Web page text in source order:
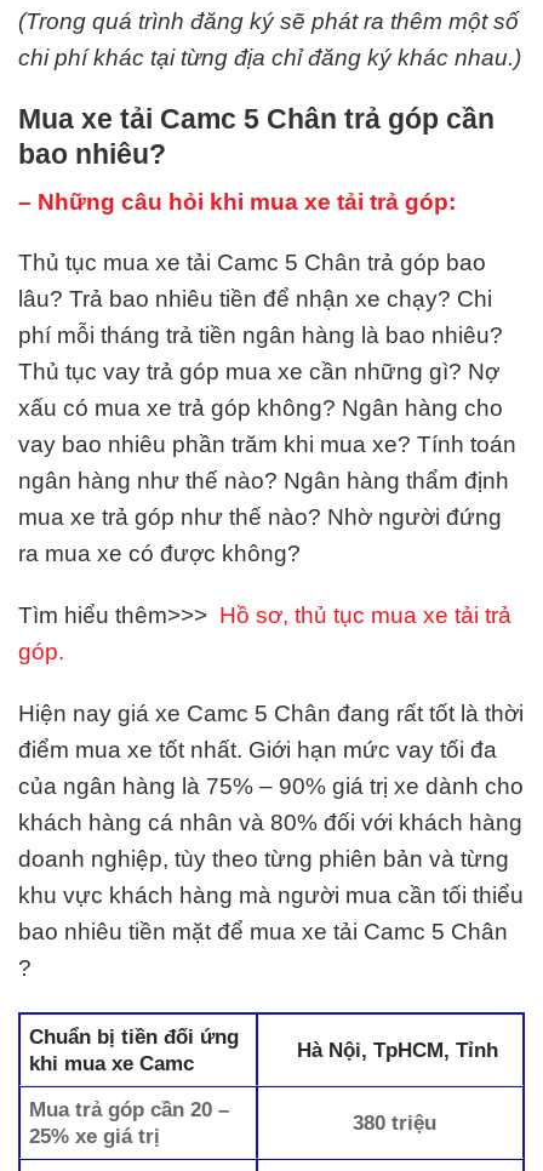
(Trong quá trình đăng ký sẽ phát ra thêm một số
chi phí khác tại từng địa chỉ đăng ký khác nhau.)
Mua xe tải Camc 5 Chân trả góp cần
bao nhiêu?
– Những câu hỏi khi mua xe tải trả góp:
Thủ tục mua xe tải Camc 5 Chân trả góp bao
lâu? Trả bao nhiêu tiền để nhận xe chạy? Chi
phí mỗi tháng trả tiền ngân hàng là bao nhiêu?
Thủ tục vay trả góp mua xe cần những gì? Nợ
xấu có mua xe trả góp không? Ngân hàng cho
vay bao nhiêu phần trăm khi mua xe? Tính toán
ngân hàng như thế nào? Ngân hàng thẩm định
mua xe trả góp như thế nào? Nhờ người đứng
ra mua xe có được không?
Tìm hiểu thêm>>> Hồ sơ, thủ tục mua xe tải trả
góp.
Hiện nay giá xe Camc 5 Chân đang rất tốt là thời
điểm mua xe tốt nhất. Giới hạn mức vay tối đa
của ngân hàng là 75% – 90% giá trị xe dành cho
khách hàng cá nhân và 80% đối với khách hàng
doanh nghiệp, tùy theo từng phiên bản và từng
khu vực khách hàng mà người mua cần tối thiểu
bao nhiêu tiền mặt để mua xe tải Camc 5 Chân
?
Chuẩn bị tiền đối ứng
khi mua xe Camc
Hà Nội, TpHCM, Tỉnh
Mua trả góp cần 20 –
25% xe giá trị
380 triệu